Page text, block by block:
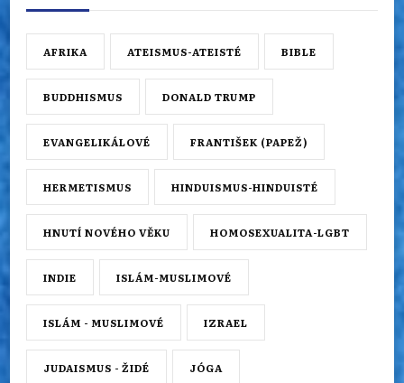
AFRIKA ATEISMUS-ATEISTÉ BIBLE
BUDDHISMUS DONALD TRUMP
EVANGELIKÁLOVÉ FRANTIŠEK (PAPEŽ)
HERMETISMUS HINDUISMUS-HINDUISTÉ
HNUTÍ NOVÉHO VĚKU HOMOSEXUALITA-LGBT
INDIE ISLÁM-MUSLIMOVÉ
ISLÁM - MUSLIMOVÉ IZRAEL
JUDAISMUS - ŽIDÉ JÓGA